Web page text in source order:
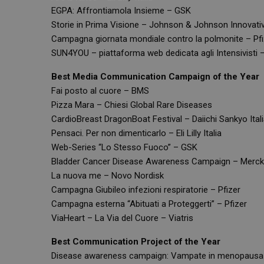
EGPA: Affrontiamola Insieme – GSK
Storie in Prima Visione – Johnson & Johnson
Campagna giornata mondiale contro la polmonite –
SUN4YOU – piattaforma web dedicata agli Intensivisti
Best Media Communication Campaign of the Year
Fai posto al cuore – BMS
Pizza Mara – Chiesi Global Rare Diseases
CardioBreast DragonBoat Festival – Daiichi Sankyo
Pensaci. Per non dimenticarlo – Eli Lilly Italia
Web-Series “Lo Stesso Fuoco” – GSK
Bladder Cancer Disease Awareness Campaign – Merck
La nuova me – Novo Nordisk
Campagna Giubileo infezioni respiratorie – Pfizer
Campagna esterna “Abituati a Proteggerti” – Pfizer
ViaHeart – La Via del Cuore – Viatris
Best Communication Project of the Year
Disease awareness campaign: Vampate in
_ga
_ga_YJ0035S3E9
CookieScriptConsent